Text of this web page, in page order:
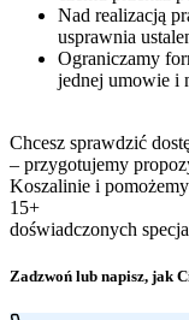
Nad realizacją
usprawnia
Ograniczamy
jednej umowie i
Chcesz sprawdzić
– przygotujemy
Koszalinie i
15+
doświadczonych
Zadzwoń lub napisz, jak